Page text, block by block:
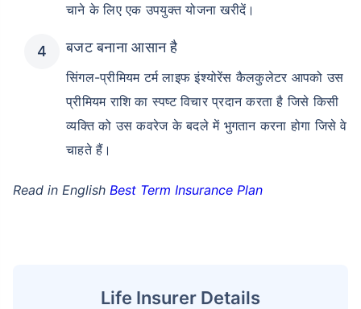
चाने के लिए एक उपयुक्त योजना खरीदें।
बजट बनाना आसान है
सिंगल-प्रीमियम टर्म लाइफ इंश्योरेंस कैलकुलेटर आपको उस
प्रीमियम राशि का स्पष्ट विचार प्रदान करता है जिसे किसी
व्यक्ति को उस कवरेज के बदले में भुगतान करना होगा जिसे वे
चाहते हैं।
Read in English Best Term Insurance Plan
Life Insurer Details